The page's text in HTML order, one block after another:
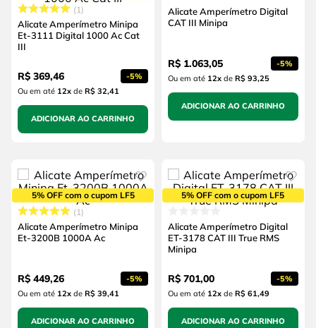
1
Alicate Amperímetro Minipa
Et-3111 Digital 1000 Ac Cat
III
R$ 369,46 -5%
Ou em até 12xde R$ 32,41
ADICIONAR AO CARRINHO
Alicate Amperímetro Digital
CAT III Minipa
R$ 1.063,05 -5%
Ou em até 12xde R$ 93,25
ADICIONAR AO CARRINHO
5% OFF com o cupom LF5
1
Alicate Amperímetro Minipa
Et-3200B 1000A Ac
R$ 449,26 -5%
Ou em até 12xde R$ 39,41
ADICIONAR AO CARRINHO
5% OFF com o cupom LF5
Alicate Amperímetro Digital
ET-3178 CAT III True RMS
Minipa
R$ 701,00 -5%
Ou em até 12xde R$ 61,49
ADICIONAR AO CARRINHO